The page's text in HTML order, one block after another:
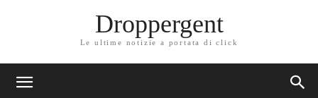
Droppergent
Le ultime notizie a portata di click